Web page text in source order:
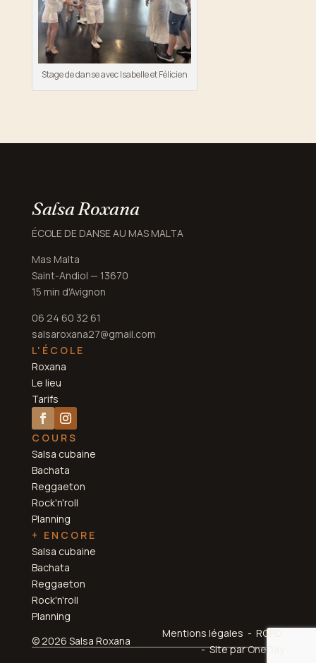
Stage de danse avec Isabelle et Félicien
Salsa Roxana
ÉCOLE DE DANSE AU MAS MALTA
Mas Malta
Saint-Andiol — 13670
15 min d'Avignon
06 24 60 32 61
salsaroxana27@gmail.com
L'ÉCOLE
Roxana
Le lieu
Tarifs
COURS
Salsa cubaine
Bachata
Reggaeton
Rock'n'roll
Planning
+ ENCORE
Salsa cubaine
Bachata
Reggaeton
Rock'n'roll
Planning
© 2026 Salsa Roxana
Mentions légales - RGPD
- Site parOneDay